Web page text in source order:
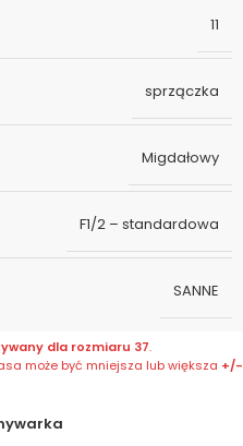
11
sprzączka
Migdałowy
F1/2 – standardowa
SANNE
dla rozmiaru 37.
może być mniejsza lub większa +/-